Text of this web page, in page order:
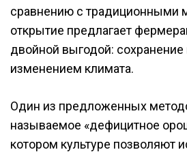
сравнению с традиционными
открытие предлагает
двойной выгодой:
изменением климата.
Один из предложенных
называемое «дефицитное
котором культуре позволяют